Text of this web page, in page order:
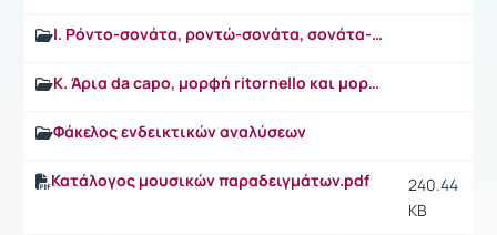
Ι. Ρόντο-σονάτα, ροντώ-σονάτα, σονάτα-ρόντο
Κ. Άρια da capo, μορφή ritornello και μορφές σονάτας κοντσέρτου
Φάκελος ενδεικτικών αναλύσεων
Κατάλογος μουσικών παραδειγμάτων.pdf
240.44
KB